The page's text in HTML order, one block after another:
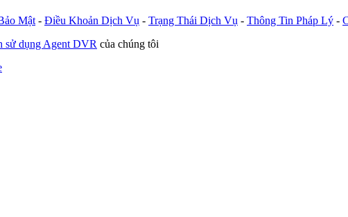
Mật - Điều Khoản Dịch Vụ - Trạng Thái Dịch Vụ - Thông Tin Pháp Lý -
sử dụng Agent DVR của chúng tôi